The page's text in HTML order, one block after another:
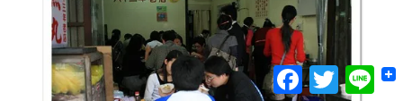
Facebook
Twitter